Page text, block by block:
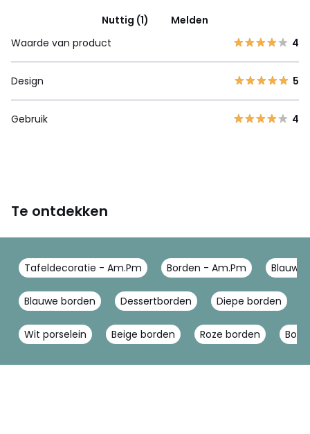
Nuttig (1)
Melden
Waarde van product
4
Design 5
Gebruik 4
Te ontdekken
Tafeldecoratie - Am.Pm Borden - Am.Pm Blauw
Blauwe borden Dessertborden Diepe borden
Wit porselein Beige borden Roze borden